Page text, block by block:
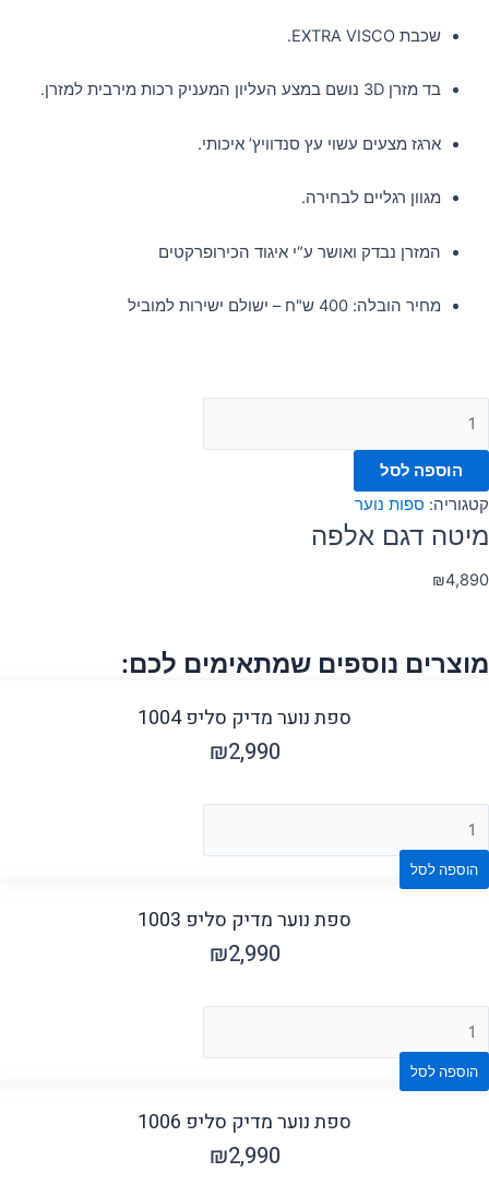
שכבת EXTRA VISCO.
בד מזרן 3D נושם במצע העליון המעניק רכות מירבית למזרן.
ארגז מצעים עשוי עץ סנדוויץ’ איכותי.
מגוון רגליים לבחירה.
המזרן נבדק ואושר ע“י איגוד הכירופרקטים
מחיר הובלה: 400 ש"ח – ישולם ישירות למוביל
הוספה לסל
קטגוריה: ספות נוער
מיטה דגם אלפה
₪4,890
מוצרים נוספים שמתאימים לכם:
ספת נוער מדיק סליפ 1004
₪2,990
הוספה לסל
ספת נוער מדיק סליפ 1003
₪2,990
הוספה לסל
ספת נוער מדיק סליפ 1006
₪2,990